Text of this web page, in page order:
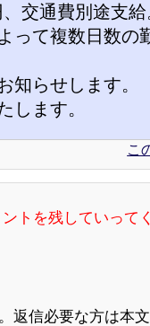
交通費別途支
って複数日数の
知らせします。
します。
こ
トを残していって
返信必要な方は本